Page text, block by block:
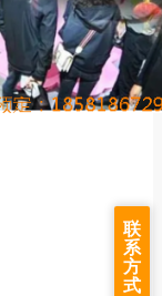
联
系
方
式